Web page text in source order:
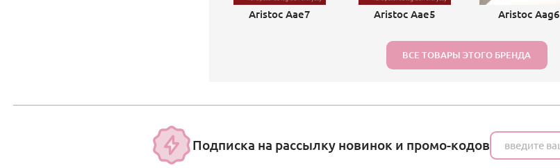
Aristoc Aae7 Aristoc Aae5 Aristoc Aag6
ВСЕ ТОВАРЫ ЭТОГО БРЕНДА
Подписка на рассылку новинок и промо-кодов